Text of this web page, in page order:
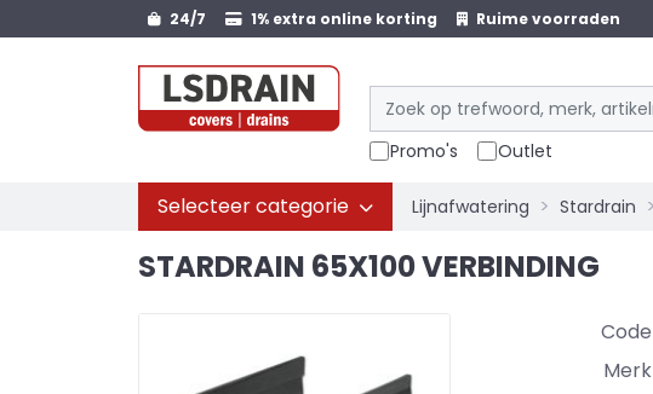
24/7 1% extra online korting Ruime voorraden
Promo's Outlet
Selecteer categorie Lijnafwatering Stardrain
STARDRAIN 65X100 VERBINDING
Code
Merk